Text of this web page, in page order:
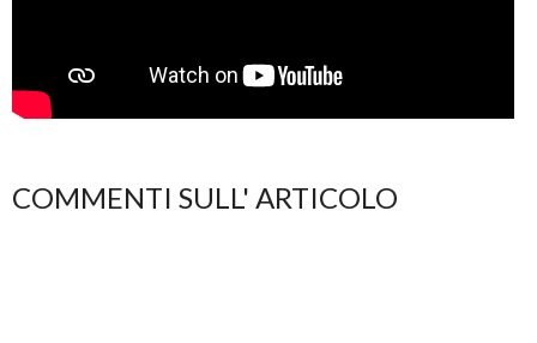
COMMENTI SULL' ARTICOLO